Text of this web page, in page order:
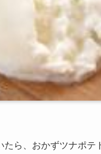
たら、おかずツナポテ